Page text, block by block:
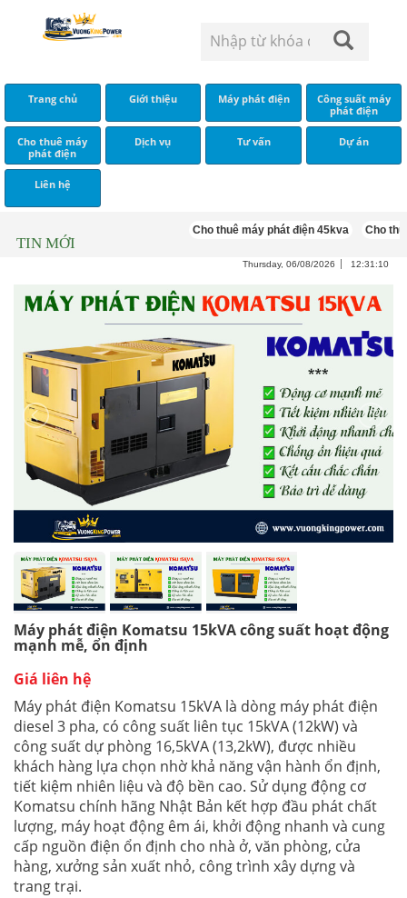
Trang chủ Giới thiệu Máy phát điện
Công suất máy
phát điện
Cho thuê máy
phát điện
Dịch vụ Tư vấn Dự án
Liên hệ
TIN MỚI
Cho thuê máy phát điện 45kva Cho thuê
Thursday, 06/08/2026 12:31:11
Máy phát điện Komatsu 15kVA công suất hoạt động
mạnh mễ, ổn định
Giá liên hệ
Máy phát điện Komatsu 15kVA là dòng máy phát điện
diesel 3 pha, có công suất liên tục 15kVA (12kW) và
công suất dự phòng 16,5kVA (13,2kW), được nhiều
khách hàng lựa chọn nhờ khả năng vận hành ổn định,
tiết kiệm nhiên liệu và độ bền cao. Sử dụng động cơ
Komatsu chính hãng Nhật Bản kết hợp đầu phát chất
lượng, máy hoạt động êm ái, khởi động nhanh và cung
cấp nguồn điện ổn định cho nhà ở, văn phòng, cửa
hàng, xưởng sản xuất nhỏ, công trình xây dựng và
trang trại.